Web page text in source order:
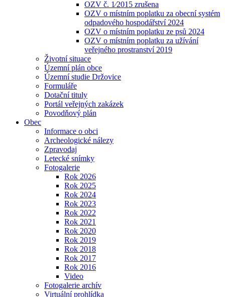
OZV č. 1⁄2015 zrušena
OZV o místním poplatku za obecní systém
odpadového hospodářství 2024
OZV o místním poplatku ze psů 2024
OZV o místním poplatku za užívání
veřejného prostranství 2019
Životní situace
Územní plán obce
Územní studie Držovice
Formuláře
Dotační tituly
Portál veřejných zakázek
Povodňový plán
Obec
Informace o obci
Archeologické nálezy
Zpravodaj
Letecké snímky
Fotogalerie
Rok 2026
Rok 2025
Rok 2024
Rok 2023
Rok 2022
Rok 2021
Rok 2020
Rok 2019
Rok 2018
Rok 2017
Rok 2016
Video
Fotogalerie archív
Virtuální prohlídka